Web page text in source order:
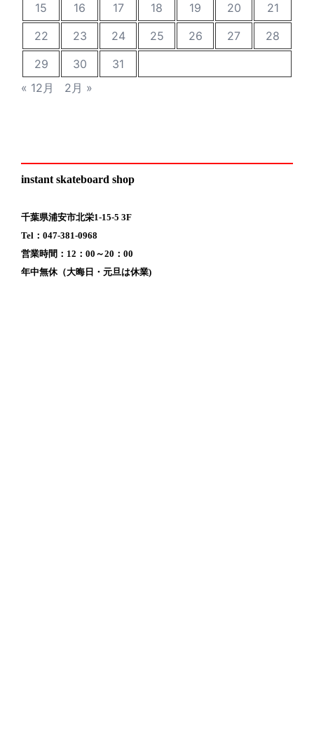
15
16 17 18 19 20
21
22
23 24 25 26 27
28
29
30
31
« 12月
2月 »
instant skateboard shop
千葉県浦安市北栄1-15-5 3F
Tel：047-381-0968
営業時間：12：00～20：00
年中無休（大晦日・元旦は休業)